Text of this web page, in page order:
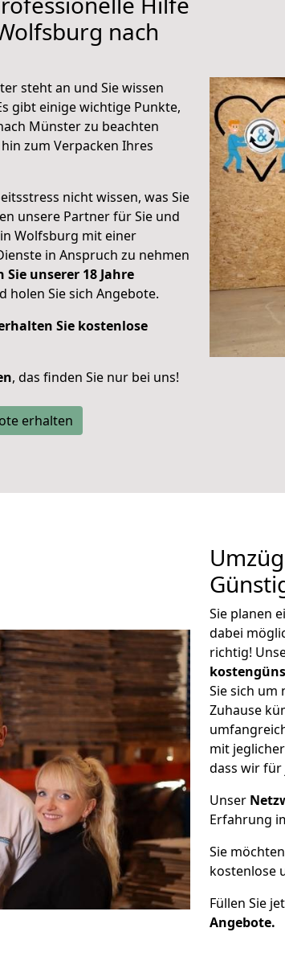
nach
steht an und Sie wissen
gibt einige wichtige Punkte,
Münster zu beachten
zum Verpacken Ihres
nicht wissen, was Sie
unsere Partner für Sie und
in Wolfsburg mit einer
in Anspruch zu nehmen
Sie unserer 18 Jahre
holen Sie sich Angebote.
Sie kostenlose
, das finden Sie nur bei uns!
erhalten
Sie planen
dabei
richtig!
Sie sich um
Zuhause
mit
dass wir für
Unser
Erfahrung
Sie
kostenlose
Füllen Sie
Angebote.